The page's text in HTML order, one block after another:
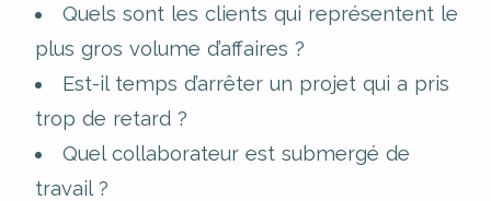
Quels sont les clients qui représentent le
plus gros volume d’affaires ?
Est-il temps d’arrêter un projet qui a pris
trop de retard ?
Quel collaborateur est submergé de
travail ?